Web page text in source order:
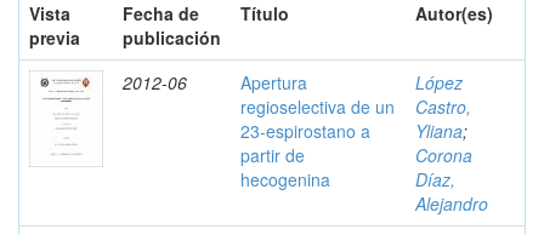
Vista
previa
Fecha de
publicación
Título Autor(es)
2012-06
Apertura
regioselectiva de un
23-espirostano a
partir de
hecogenina
López
Castro,
Yliana;
Corona
Díaz,
Alejandro